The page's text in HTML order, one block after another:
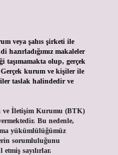
veya şahıs şirketi ile
hazırladığımız makaleler
taşımamakta olup, gerçek
kurum ve kişiler ile
taslak halindedir ve
ve İletişim Kurumu (BTK)
Bu nedenle,
yükümlülüğümüz
sorumluluğunu
sayılırlar.